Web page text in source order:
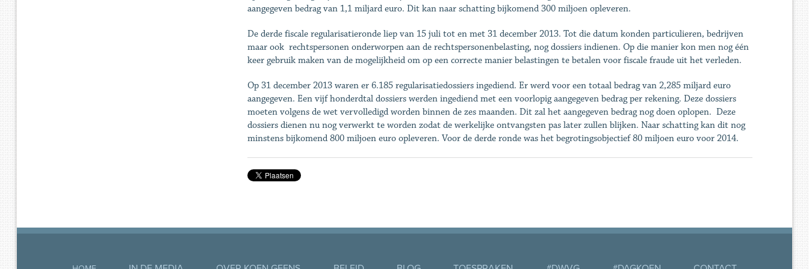
aangegeven bedrag van 1,1 miljard euro. Dit kan naar schatting bijkomend 300 miljoen opleveren.
De derde fiscale regularisatieronde liep van 15 juli tot en met 31 december 2013. Tot die datum konden particulieren, bedrijven
maar ook rechtspersonen onderworpen aan de rechtspersonenbelasting, nog dossiers indienen. Op die manier kon men nog één
keer gebruik maken van de mogelijkheid om op een correcte manier belastingen te betalen voor fiscale fraude uit het verleden.
Op 31 december 2013 waren er 6.185 regularisatiedossiers ingediend. Er werd voor een totaal bedrag van 2,285 miljard euro
aangegeven. Een vijf honderdtal dossiers werden ingediend met een voorlopig aangegeven bedrag per rekening. Deze dossiers
moeten volgens de wet vervolledigd worden binnen de zes maanden. Dit zal het aangegeven bedrag nog doen oplopen. Deze
dossiers dienen nu nog verwerkt te worden zodat de werkelijke ontvangsten pas later zullen blijken. Naar schatting kan dit nog
minstens bijkomend 800 miljoen euro opleveren. Voor de derde ronde was het begrotingsobjectief 80 miljoen euro voor 2014.